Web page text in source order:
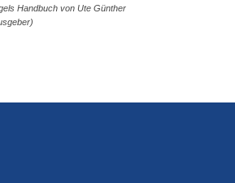
Handbuch von Ute Günther